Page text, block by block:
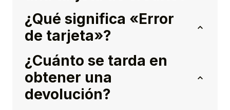
¿Qué significa «Error
de tarjeta»?
¿Cuánto se tarda en
obtener una
devolución?